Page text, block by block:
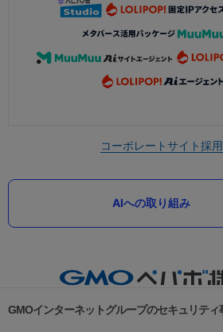
コーポレートサイト採
AIへの取り組み
GMOインターネットグループのセキュリティ